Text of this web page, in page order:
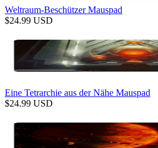
Weltraum-Beschützer Mauspad
$24.99 USD
Eine Tetrarchie aus der Nähe Mauspad
$24.99 USD